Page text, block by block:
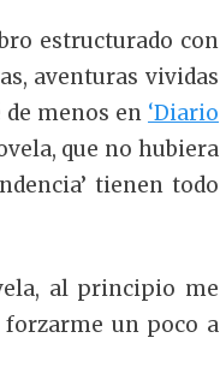
estructurado con
aventuras vividas
menos en ‘Diario
que no hubiera
tienen todo
al principio me
forzarme un poco a